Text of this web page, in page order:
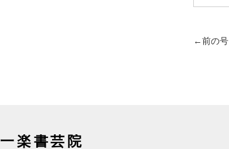
←前の号
一楽書芸院